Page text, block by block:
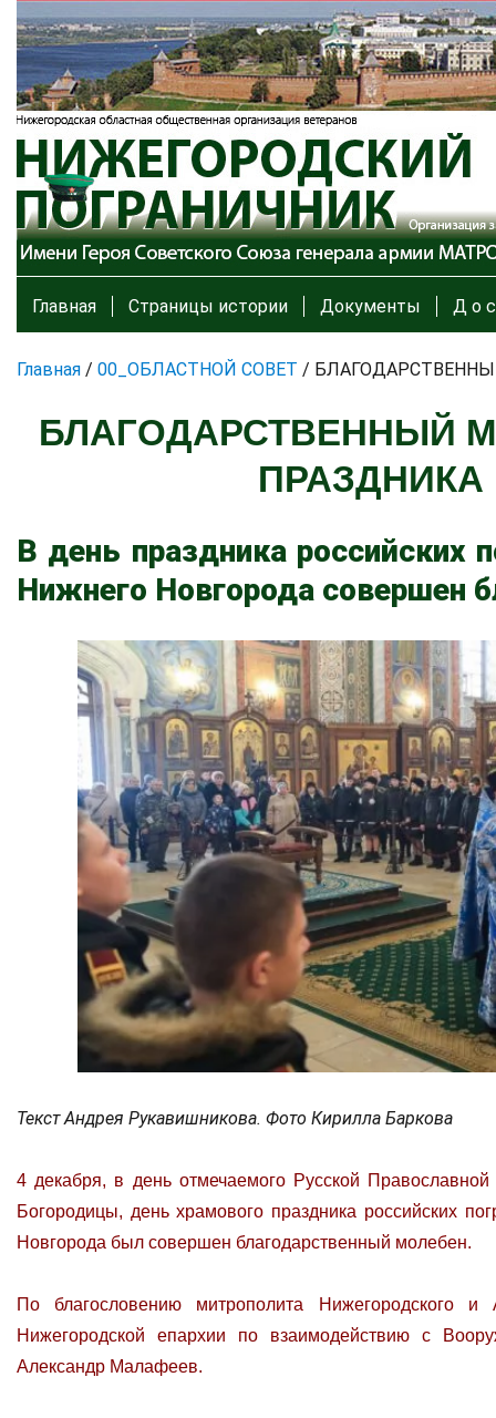
Главная Страницы истории Документы Д о с
Главная / 00_ОБЛАСТНОЙ СОВЕТ /
БЛАГОДАРСТВЕННЫЙ
В день праздника российских
Нижнего Новгорода совершен
Текст Андрея Рукавишникова. Фото Кирилла Баркова
4 декабря, в день отмечаемого Русской
Богородицы, день храмового праздника российских
Новгорода был совершен благодарственный молебен.
По благословению митрополита Нижегородского и
Нижегородской епархии по взаимодействию с
Александр Малафеев.